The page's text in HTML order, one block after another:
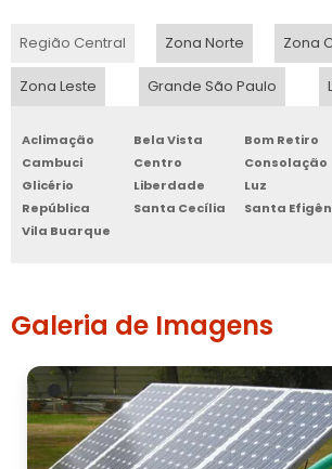
Região Central Zona Norte Zona
Zona Leste Grande São Paulo
Aclimação Bela Vista Bom Retiro
Cambuci
Centro Consolação
Glicério
Liberdade Luz
República
Santa Cecília Santa
Vila Buarque
Galeria de Imagens